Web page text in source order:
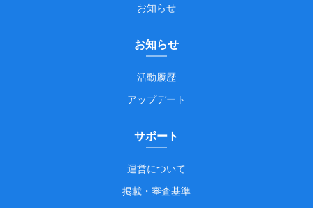
お知らせ
お知らせ
活動履歴
アップデート
サポート
運営について
掲載・審査基準